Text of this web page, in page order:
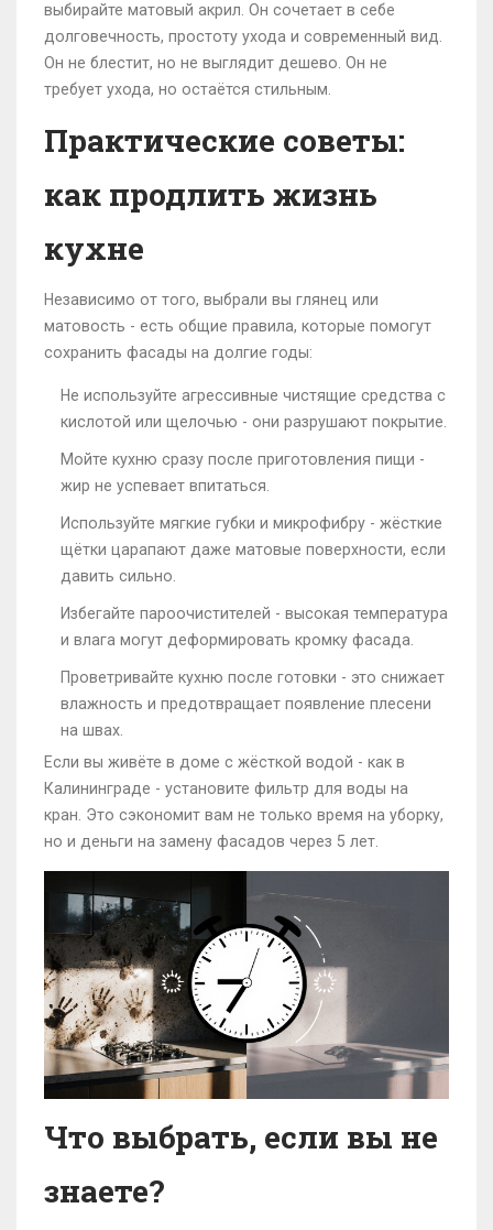
выбирайте матовый акрил. Он сочетает в себе
долговечность, простоту ухода и современный вид.
Он не блестит, но не выглядит дешево. Он не
требует ухода, но остаётся стильным.
Практические советы:
как продлить жизнь
кухне
Независимо от того, выбрали вы глянец или
матовость - есть общие правила, которые помогут
сохранить фасады на долгие годы:
Не используйте агрессивные чистящие средства с
кислотой или щелочью - они разрушают покрытие.
Мойте кухню сразу после приготовления пищи -
жир не успевает впитаться.
Используйте мягкие губки и микрофибру - жёсткие
щётки царапают даже матовые поверхности, если
давить сильно.
Избегайте пароочистителей - высокая температура
и влага могут деформировать кромку фасада.
Проветривайте кухню после готовки - это снижает
влажность и предотвращает появление плесени
на швах.
Если вы живёте в доме с жёсткой водой - как в
Калининграде - установите фильтр для воды на
кран. Это сэкономит вам не только время на уборку,
но и деньги на замену фасадов через 5 лет.
Что выбрать, если вы не
знаете?